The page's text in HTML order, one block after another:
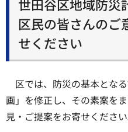
世田谷区地域防災
区民の皆さんのご
せください
区では、防災の基本とな
画」を修正し、その素案を
見・ご提案をお寄せください